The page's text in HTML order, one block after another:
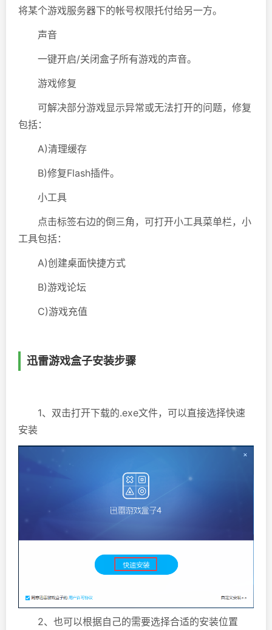
将某个游戏服务器下的帐号权限托付给另一方。
声音
一键开启/关闭盒子所有游戏的声音。
游戏修复
可解决部分游戏显示异常或无法打开的问题，修复
包括：
A)清理缓存
B)修复Flash插件。
小工具
点击标签右边的倒三角，可打开小工具菜单栏，小
工具包括：
A)创建桌面快捷方式
B)游戏论坛
C)游戏充值
迅雷游戏盒子安装步骤
1、双击打开下载的.exe文件，可以直接选择快速
安装
2、也可以根据自己的需要选择合适的安装位置